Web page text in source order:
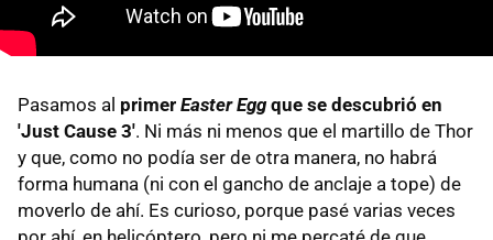
Pasamos al primer Easter Eggque se descubrió en
'Just Cause 3'. Ni más ni menos que el martillo de Thor
y que, como no podía ser de otra manera, no habrá
forma humana (ni con el gancho de anclaje a tope) de
moverlo de ahí. Es curioso, porque pasé varias veces